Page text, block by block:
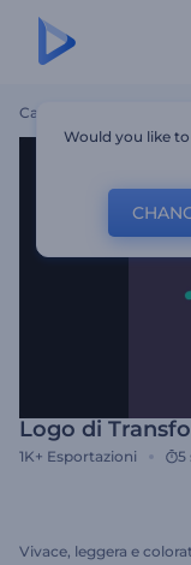
Casa
Logo di
1K+ Esportazioni 5
Vivace, leggera e
Would you like